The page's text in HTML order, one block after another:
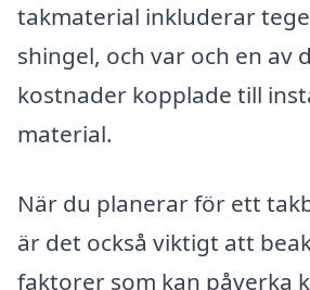
takmaterial inkluderar
shingel, och var och en av
kostnader kopplade till
material.
När du planerar för ett
är det också viktigt att
faktorer som kan påverka